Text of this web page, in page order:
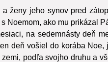
ženy jeho synov pred
Noemom, ako mu prikázal
na sedemnásty deň
deň vošiel do korába Noe,
podľa svojho druhu a